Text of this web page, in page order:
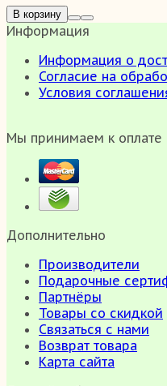
В корзину
Информация
Информация о
Согласие на
Условия
Мы принимаем к оплате
Дополнительно
Производители
Подарочные
Партнёры
Товары со скидкой
Связаться с нами
Возврат товара
Карта сайта